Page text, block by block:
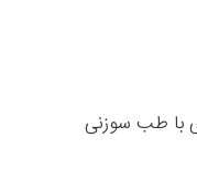
با طب سوزنی